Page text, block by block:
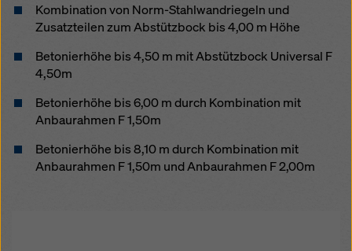
Kombination von Norm-Stahlwandriegeln und
Zusatzteilen zum Abstützbock bis 4,00 m Höhe
Betonierhöhe bis 4,50 m mit Abstützbock Universal F
4,50m
Betonierhöhe bis 6,00 m durch Kombination mit
Anbaurahmen F 1,50m
Betonierhöhe bis 8,10 m durch Kombination mit
Anbaurahmen F 1,50m und Anbaurahmen F 2,00m